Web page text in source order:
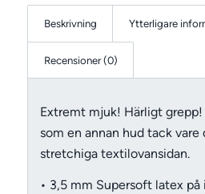
Beskrivning Ytterligare
Recensioner (0)
Extremt mjuk! Härligt
som en annan hud tack vare
stretchiga textilovansidan.
• 3,5 mm Supersoft latex på